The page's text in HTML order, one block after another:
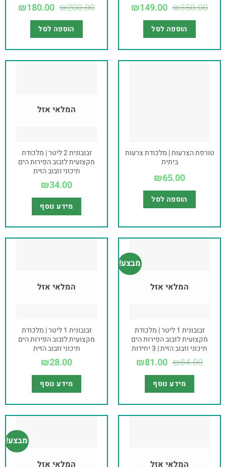
₪350.00
₪149.00
הוספה לסל
₪200.00
₪180.00
הוספה לסל
טורפת הצרעות | מלכודת צרעות
ביתית
₪65.00
הוספה לסל
המלאי אזל
זבובונית 2 ליטר | מלכודת
מקצועית לזבוב הפירות הים
תיכוני וזבוב הזית
₪34.00
מידע נוסף
מבצע!
המלאי אזל
זבובונית 1 ליטר | מלכודת
מקצועית לזבוב הפירות הים
תיכוני וזבוב הזית | 3 יחידות
₪84.00
₪81.00
מידע נוסף
המלאי אזל
זבובונית 1 ליטר | מלכודת
מקצועית לזבוב הפירות הים
תיכוני וזבוב הזית
₪28.00
מידע נוסף
המלאי אזל
מבצע!
המלאי אזל